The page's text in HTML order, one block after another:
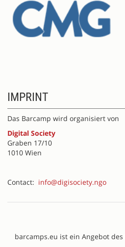
IMPRINT
Das Barcamp wird organisiert von
Digital Society
Graben 17/10
1010 Wien
Contact: info@digisociety.ngo
barcamps.eu ist ein Angebot des